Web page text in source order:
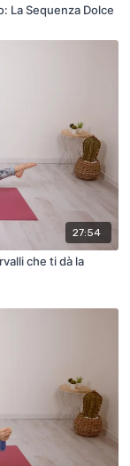
La Sequenza Dolce
27:54
che ti dà la